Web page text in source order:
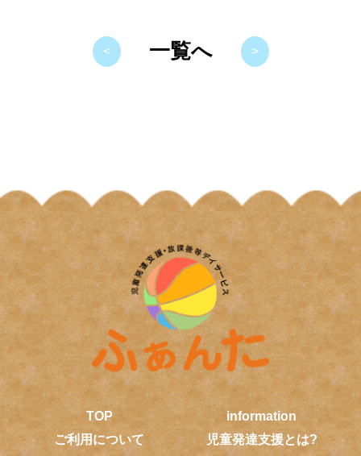
< 一覧へ >
TOP
information
ご利用について
児童発達支援とは?